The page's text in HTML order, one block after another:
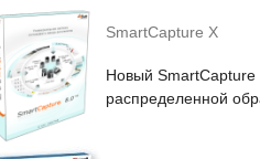
SmartCapture X
Новый SmartCapture
распределенной